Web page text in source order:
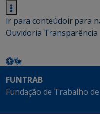
ir para conteúdoir para
Ouvidoria Transparência
FUNTRAB
Fundação de Trabalho